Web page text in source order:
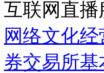
互联网直播
网络文化
券交易所